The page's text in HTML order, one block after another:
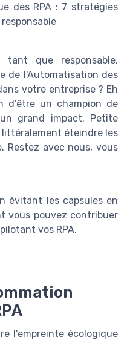
des RPA : 7 stratégies
tant que responsable,
de l'Automatisation des
votre entreprise ? Eh
d'être un champion de
grand impact. Petite
littéralement éteindre les
Restez avec nous, vous
évitant les capsules en
vous pouvez contribuer
vos RPA.
l'empreinte écologique